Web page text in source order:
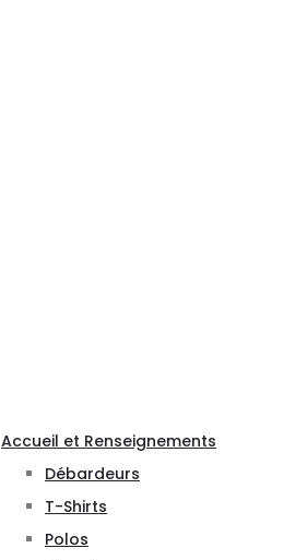
Accueil et Renseignements
Débardeurs
T-Shirts
Polos